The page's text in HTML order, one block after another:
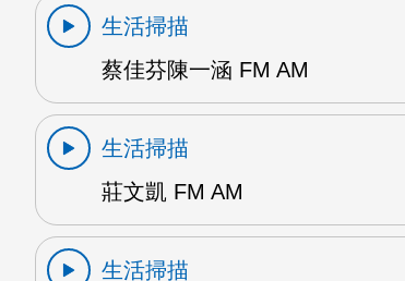
生活掃描
蔡佳芬陳一涵 FM AM
生活掃描
莊文凱 FM AM
生活掃描